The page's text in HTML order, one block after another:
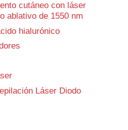
cutáneo con láser
ablativo de 1550 nm
hialurónico
Láser Diodo